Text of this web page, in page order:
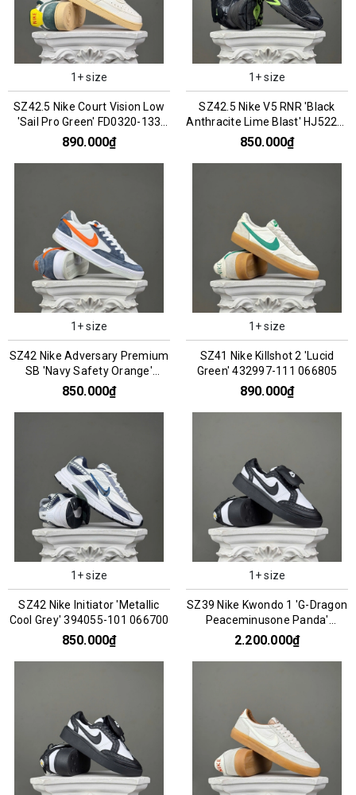
1+ size
SZ42.5 Nike Court Vision Low
'Sail Pro Green' FD0320-133
066787
890.000₫
1+ size
SZ42.5 Nike V5 RNR 'Black
Anthracite Lime Blast' HJ5228-
005 076200
850.000₫
1+ size
SZ42 Nike Adversary Premium
SB 'Navy Safety Orange'
CW7456-402 066297
850.000₫
1+ size
SZ41 Nike Killshot 2 'Lucid
Green' 432997-111 066805
890.000₫
1+ size
SZ42 Nike Initiator 'Metallic
Cool Grey' 394055-101 066700
850.000₫
1+ size
SZ39 Nike Kwondo 1 'G-Dragon
Peaceminusone Panda'
DH2482-101 066957
2.200.000₫